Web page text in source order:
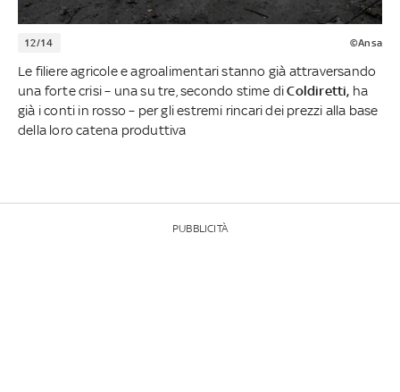
12/14 ©Ansa
Le filiere agricole e agroalimentari stanno già attraversando
una forte crisi – una su tre, secondo stime diColdiretti, ha
già i conti in rosso – per gli estremi rincari dei prezzi alla base
della loro catena produttiva
PUBBLICITÀ